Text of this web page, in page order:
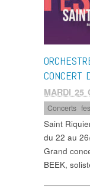
CONCERT
MARDI 25
Concerts ,
Saint
du 22 au
Grand
BEEK,